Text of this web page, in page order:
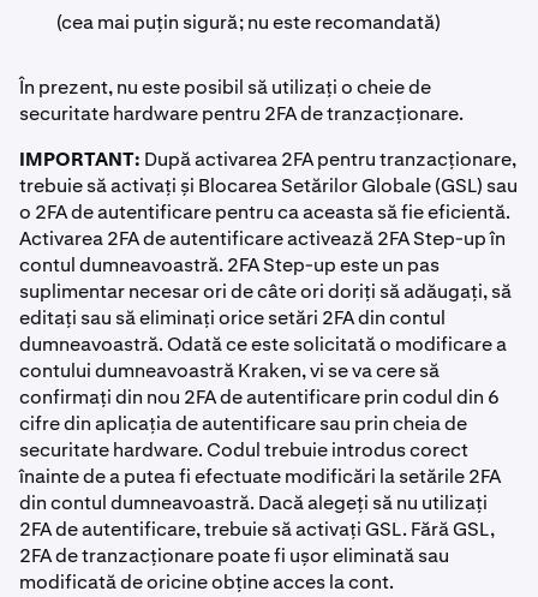
(cea mai puțin sigură; nu este recomandată)
În prezent, nu este posibil să utilizați o cheie de
securitate hardware pentru 2FA de tranzacționare.
IMPORTANT: După activarea 2FA pentru tranzacționare,
trebuie să activați și Blocarea Setărilor Globale (GSL) sau
o 2FA de autentificare pentru ca aceasta să fie eficientă.
Activarea 2FA de autentificare activează 2FA Step-up în
contul dumneavoastră. 2FA Step-up este un pas
suplimentar necesar ori de câte ori doriți să adăugați, să
editați sau să eliminați orice setări 2FA din contul
dumneavoastră. Odată ce este solicitată o modificare a
contului dumneavoastră Kraken, vi se va cere să
confirmați din nou 2FA de autentificare prin codul din 6
cifre din aplicația de autentificare sau prin cheia de
securitate hardware. Codul trebuie introdus corect
înainte de a putea fi efectuate modificări la setările 2FA
din contul dumneavoastră. Dacă alegeți să nu utilizați
2FA de autentificare, trebuie să activați GSL. Fără GSL,
2FA de tranzacționare poate fi ușor eliminată sau
modificată de oricine obține acces la cont.